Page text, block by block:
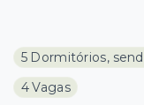
5 Dormitórios,
4 Vagas